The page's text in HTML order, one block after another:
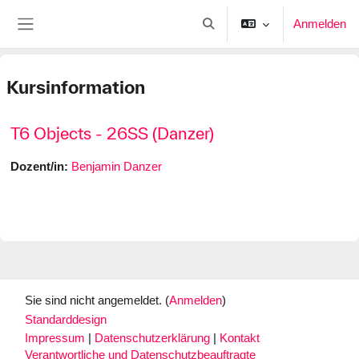
Sucheingabe umschalten
Anmelden
Kursinformation
T6 Objects - 26SS (Danzer)
Dozent/in: Benjamin Danzer
Sie sind nicht angemeldet. (Anmelden)
Standarddesign
Impressum
Datenschutzerklärung
Kontakt
Verantwortliche und Datenschutzbeauftragte